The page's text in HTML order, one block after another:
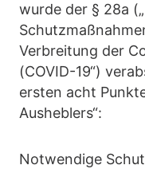
wurde der § 28a
Verbreitung der
(COVID-19“)
ersten acht
Ausheblers“:
Notwendige